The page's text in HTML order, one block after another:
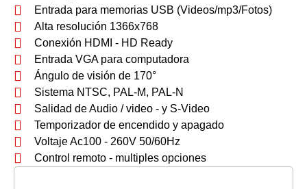
Entrada para memorias USB (Videos/mp3/Fotos)
Alta resolución 1366x768
Conexión HDMI - HD Ready
Entrada VGA para computadora
Ángulo de visión de 170°
Sistema NTSC, PAL-M, PAL-N
Salidad de Audio / video - y S-Video
Temporizador de encendido y apagado
Voltaje Ac100 - 260V 50/60Hz
Control remoto - multiples opciones